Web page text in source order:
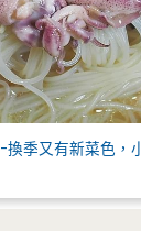
季又有新菜色，